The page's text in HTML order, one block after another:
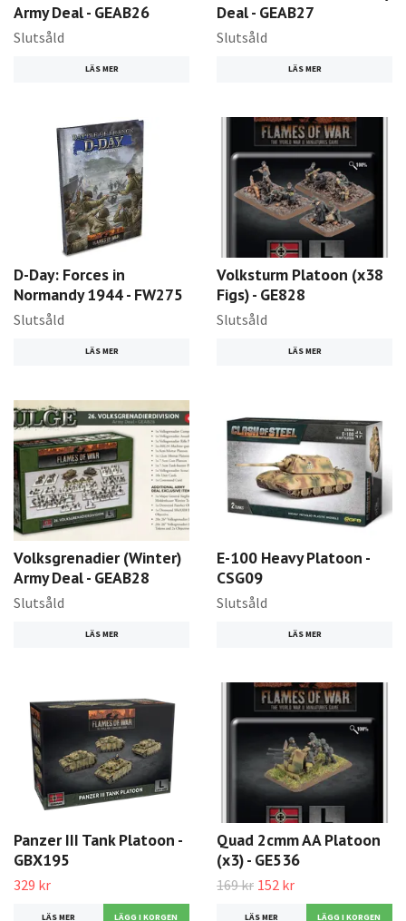
Army Deal - GEAB26
Slutsåld
LÄS MER
Deal - GEAB27
Slutsåld
LÄS MER
D-Day: Forces in
Normandy 1944 - FW275
Slutsåld
LÄS MER
Volksturm Platoon (x38
Figs) - GE828
Slutsåld
LÄS MER
Volksgrenadier (Winter)
Army Deal - GEAB28
Slutsåld
LÄS MER
E-100 Heavy Platoon -
CSG09
Slutsåld
LÄS MER
Panzer III Tank Platoon -
GBX195
329 kr
LÄS MER
Quad 2cmm AA Platoon
(x3) - GE536
169 kr 152 kr
LÄS MER